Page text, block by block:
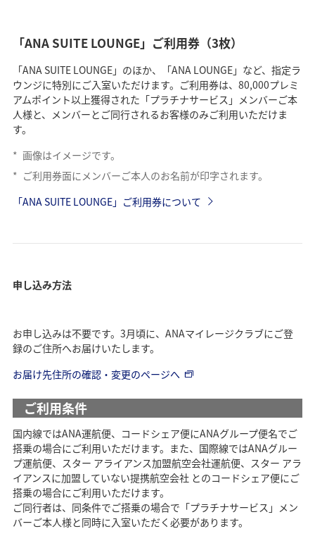
「ANA SUITE LOUNGE」ご利用券（3枚）
「ANA SUITE LOUNGE」のほか、「ANA LOUNGE」など、指定ラ
ウンジに特別にご入室いただけます。ご利用券は、80,000プレミ
アムポイント以上獲得された「プラチナサービス」メンバーご本
人様と、メンバーとご同行されるお客様のみご利用いただけま
す。
* 画像はイメージです。
* ご利用券面にメンバーご本人のお名前が印字されます。
「ANA SUITE LOUNGE」ご利用券について
申し込み方法
お申し込みは不要です。3月頃に、ANAマイレージクラブにご登
録のご住所へお届けいたします。
お届け先住所の確認・変更のページへ
ご利用条件
国内線ではANA運航便、コードシェア便にANAグループ便名でご
搭乗の場合にご利用いただけます。また、国際線ではANAグルー
プ運航便、スター アライアンス加盟航空会社運航便、スター アラ
イアンスに加盟していない提携航空会社 とのコードシェア便にご
搭乗の場合にご利用いただけます。
ご同行者は、同条件でご搭乗の場合で「プラチナサービス」メン
バーご本人様と同時に入室いただく必要があります。